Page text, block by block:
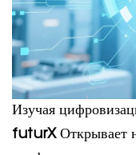
Изучая
futurXОткрывает